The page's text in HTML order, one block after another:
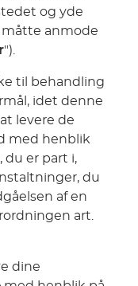
og yde
måtte anmode
").
til behandling
idet denne
levere de
med henblik
du er part i,
du
af en
art.
dine